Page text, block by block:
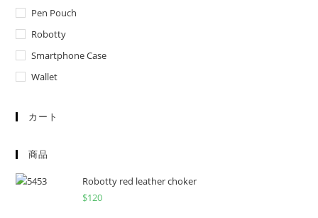
Pen Pouch
Robotty
Smartphone Case
Wallet
カート
商品
Robotty red leather choker
$120